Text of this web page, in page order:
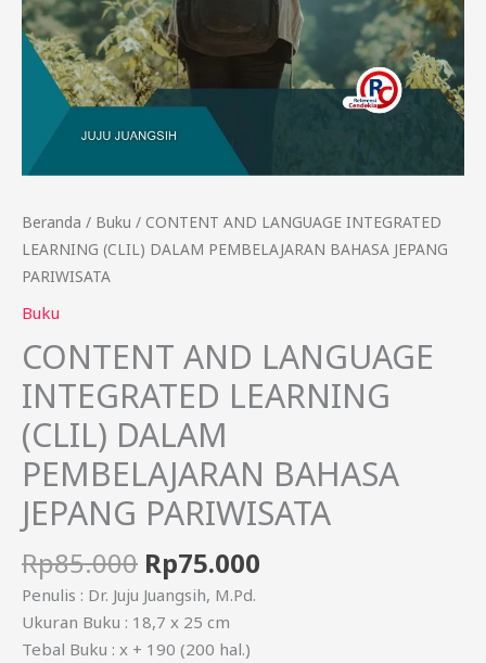
Beranda / Buku / CONTENT AND LANGUAGE INTEGRATED
LEARNING (CLIL) DALAM PEMBELAJARAN BAHASA JEPANG
PARIWISATA
Buku
CONTENT AND LANGUAGE
INTEGRATED LEARNING
(CLIL) DALAM
PEMBELAJARAN BAHASA
JEPANG PARIWISATA
Rp85.000 Rp75.000
Penulis : Dr. Juju Juangsih, M.Pd.
Ukuran Buku : 18,7 x 25 cm
Tebal Buku : x + 190 (200 hal.)